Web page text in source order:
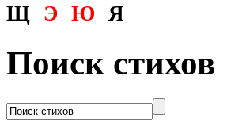
Щ
Э Ю Я
Поиск стихов